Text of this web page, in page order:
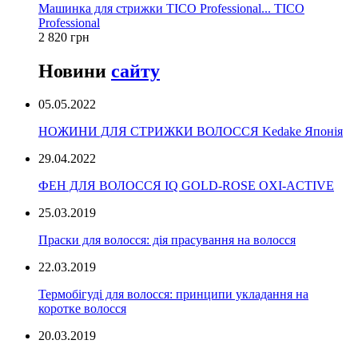
Машинка для стрижки TICO Professional... TICO
Professional
2 820 грн
Новини сайту
05.05.2022
НОЖИНИ ДЛЯ СТРИЖКИ ВОЛОССЯ Kedake Японія
29.04.2022
ФЕН ДЛЯ ВОЛОССЯ IQ GOLD-ROSE OXI-ACTIVE
25.03.2019
Праски для волосся: дія прасування на волосся
22.03.2019
Термобігуді для волосся: принципи укладання на
коротке волосся
20.03.2019